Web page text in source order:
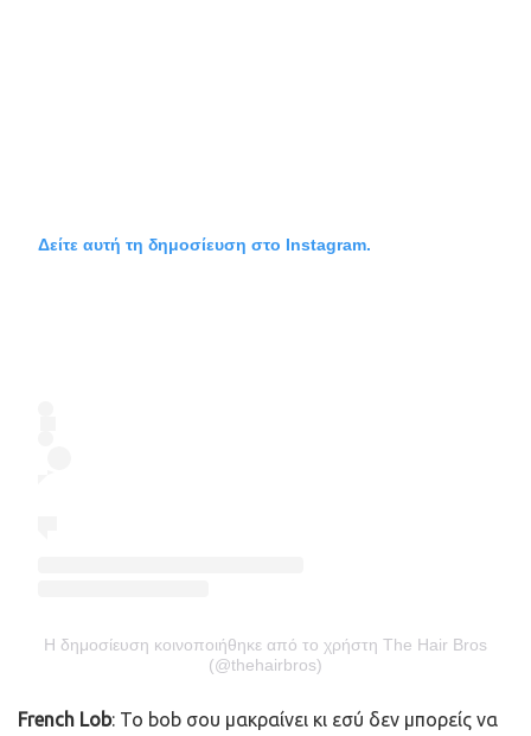
Δείτε αυτή τη δημοσίευση στο Instagram.
Η δημοσίευση κοινοποιήθηκε από το χρήστη The Hair Bros
(@thehairbros)
French Lob: Το bob σου μακραίνει κι εσύ δεν μπορείς να